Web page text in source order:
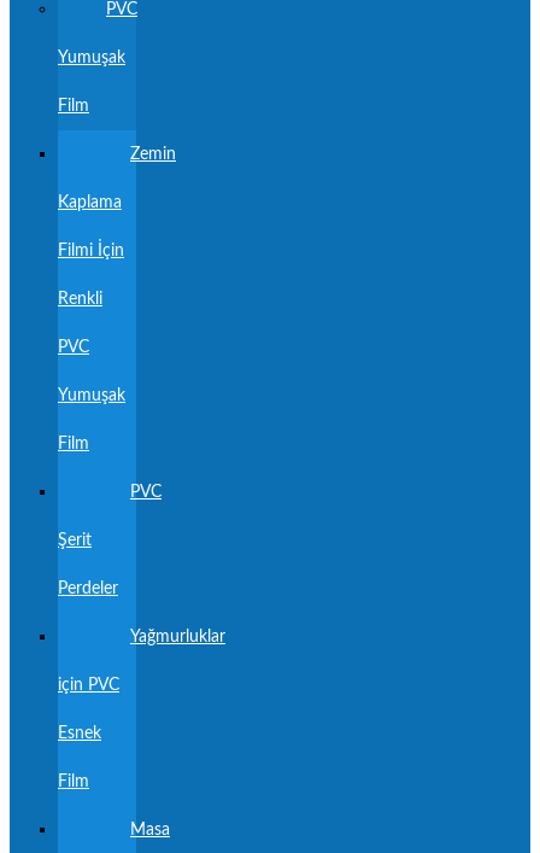
PVC
Yumuşak
Film
Zemin
Kaplama
Filmi İçin
Renkli
PVC
Yumuşak
Film
PVC
Şerit
Perdeler
Yağmurluklar
için PVC
Esnek
Film
Masa